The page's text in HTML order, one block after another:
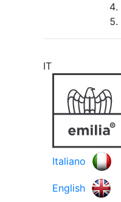
IT
Italiano
English